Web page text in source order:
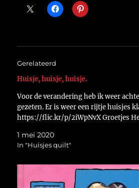
Gerelateerd
Huisje, huisje, huisje.
Voor de verandering heb ik weer
gezeten. Er is weer een rijtje huisjes
https://flic.kr/p/2iWpNvX Groetjes
1 mei 2020
In "Huisjes quilt"